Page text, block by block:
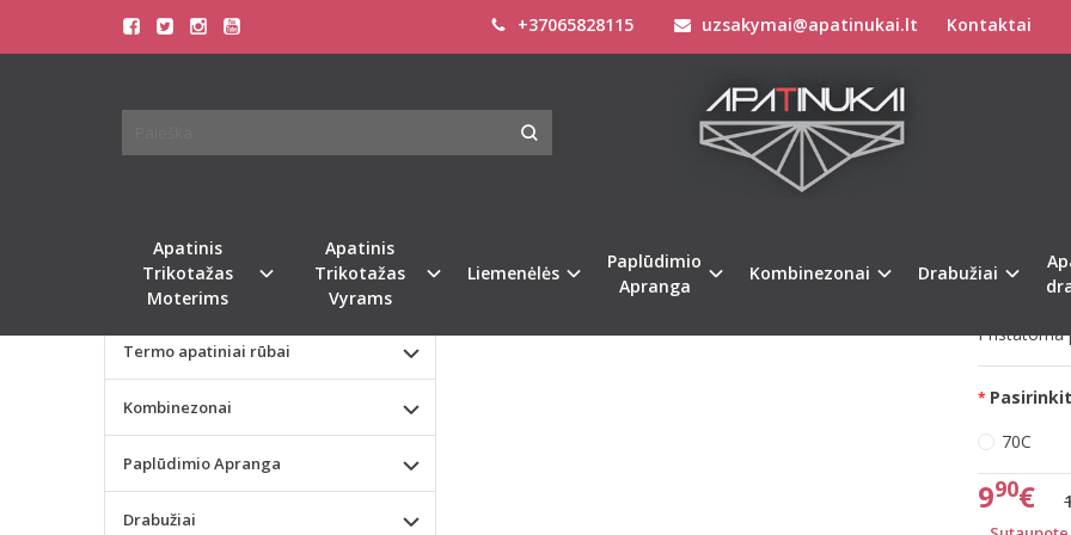
+37065828115 uzsakymai@apatinukai.lt Kontaktai
Apatinis
Trikotažas
Moterims
Apatinis
Trikotažas
Vyrams
Liemenėlės
Paplūdimio
Apranga
Kombinezonai Drabužiai
CHANTELLE 70C DYDŽIO TAMSIAI PILKOS
LIEMENĖLĖ C22050-0GW
Turimas
Pristatoma
70C
990€
Valentino dienos dovana
Liemenėlės
Termo apatiniai rūbai
Kombinezonai
Paplūdimio Apranga
Drabužiai